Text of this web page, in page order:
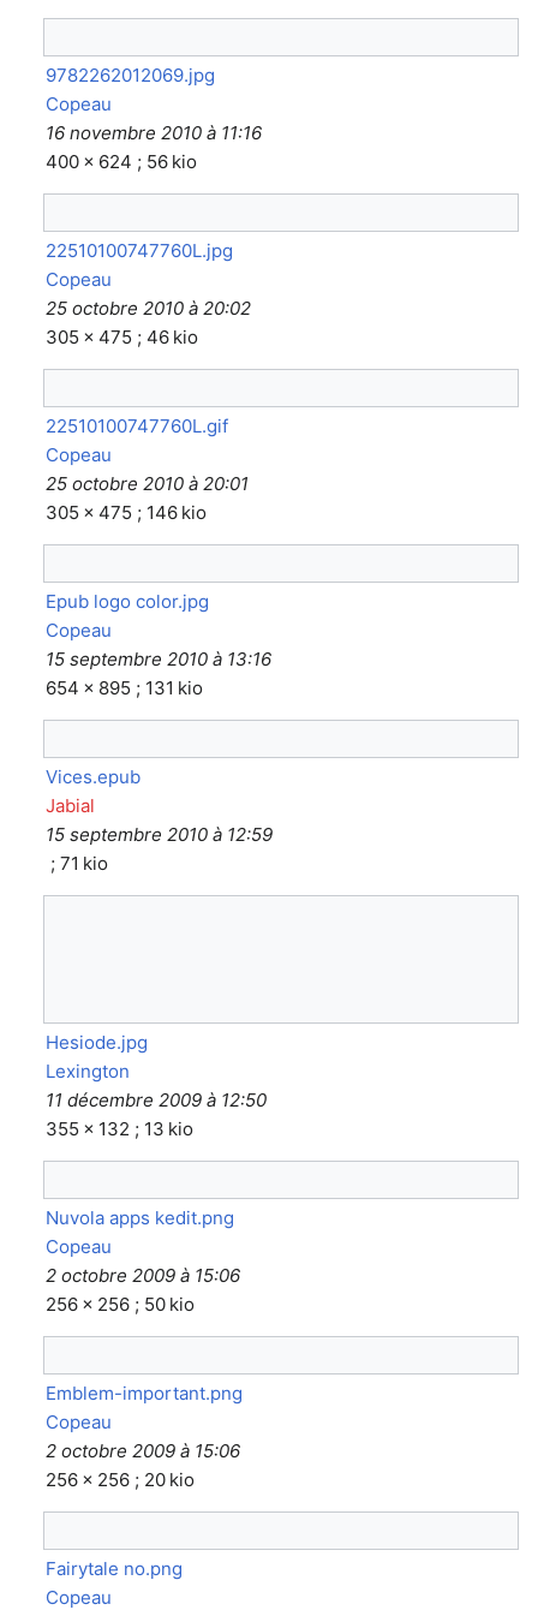
9782262012069.jpg
Copeau
16 novembre 2010 à 11:16
400 × 624 ; 56 kio
22510100747760L.jpg
Copeau
25 octobre 2010 à 20:02
305 × 475 ; 46 kio
22510100747760L.gif
Copeau
25 octobre 2010 à 20:01
305 × 475 ; 146 kio
Epub logo color.jpg
Copeau
15 septembre 2010 à 13:16
654 × 895 ; 131 kio
Vices.epub
Jabial
15 septembre 2010 à 12:59
; 71 kio
Hesiode.jpg
Lexington
11 décembre 2009 à 12:50
355 × 132 ; 13 kio
Nuvola apps kedit.png
Copeau
2 octobre 2009 à 15:06
256 × 256 ; 50 kio
Emblem-important.png
Copeau
2 octobre 2009 à 15:06
256 × 256 ; 20 kio
Fairytale no.png
Copeau